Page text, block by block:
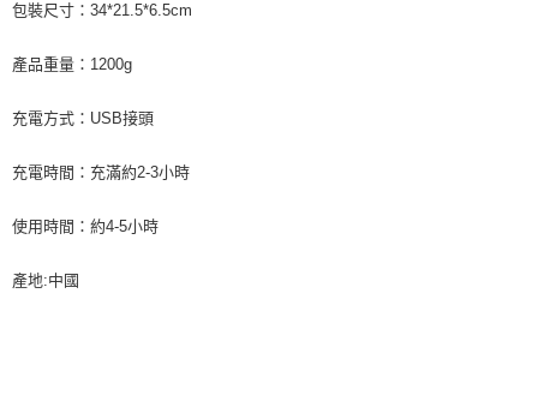
包裝尺寸：34*21.5*6.5cm
產品重量：1200g
充電方式：USB接頭
充電時間：充滿約2-3小時
使用時間：約4-5小時
產地:中國